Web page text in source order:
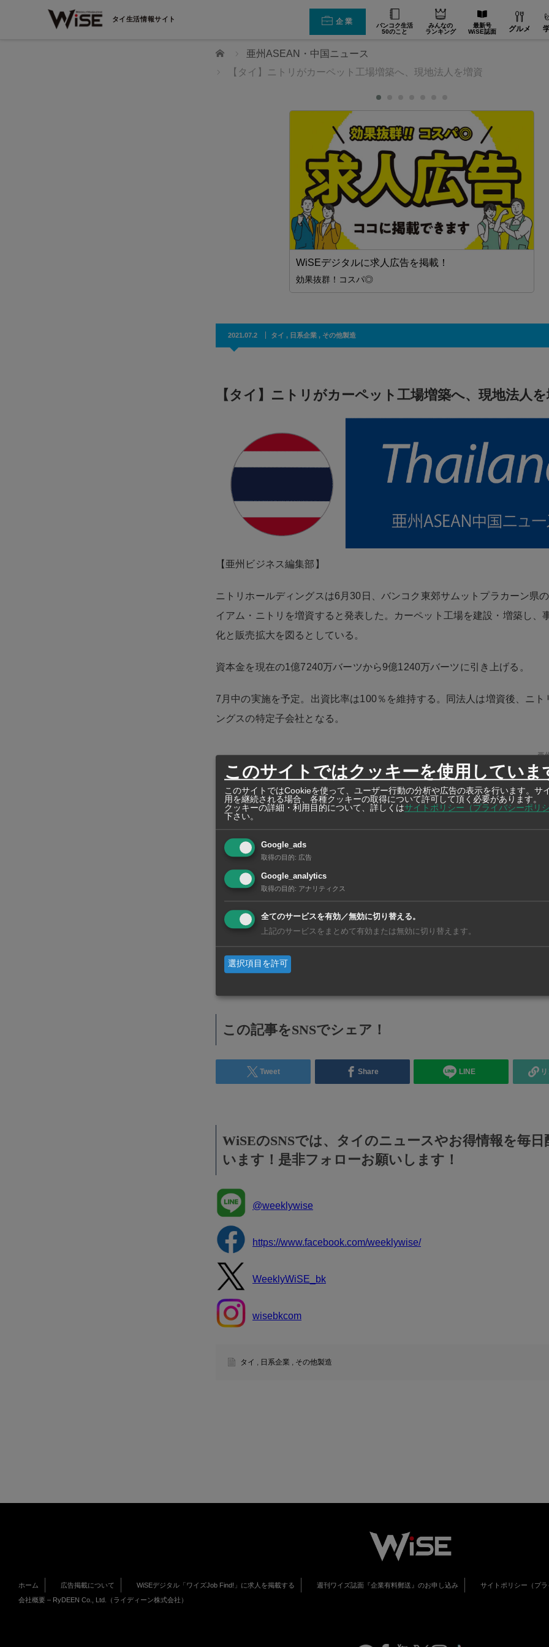
タイ生活情報サイト 企業
バンコク生活
50のこと
みんなの
ランキング
最新号
WiSE誌面
グルメ
ホーム
亜州ASEAN・中国ニュース
【タイ】ニトリがカーペット工場増築へ、現地法人を増資
省エネ・環境【在タイ企業・製造業】
2021.07.2 タイ , 日系企業 , その他製造
【タイ】ニトリがカーペット工場増築へ、現地法人
【亜州ビジネス編集部】
ニトリホールディングスは6月30日、バンコク東郊サムットプラカーン県
イアム・ニトリを増資すると発表した。カーペット工場を建設・増築し、
化と販売拡大を図るとしている。
資本金を現在の1億7240万バーツから9億1240万バーツに引き上げる。
7月中の実施を予定。出資比率は100％を維持する。同法人は増資後、ニト
ングスの特定子会社となる。
亜
https://ashu-
この記事をSNSでシェア！
Tweet Share LINE
WiSEのSNSでは、タイのニュースやお得情報を毎日
います！是非フォローお願いします！
@weeklywise
https://www.facebook.com/weeklywise/
WeeklyWiSE_bk
wisebkcom
タイ , 日系企業 , その他製造
ホーム 広告掲載について WiSEデジタル「ワイズJob Find!」に求人を掲載する 週刊ワイズ誌面『企業有料郵送』のお申し込み
サイトポリシー（プ
会社概要 – RyDEEN Co., Ltd.（ライディーン株式会社）
このサイトではクッキーを使用していま
このサイトではCookieを使って、ユーザー行動の分析や広告の表示を行います。サ
用を継続される場合、各種クッキーの取得について許可して頂く必要があります。
クッキーの詳細・利用目的について、詳しくはサイトポリシー（プライバシーポリ
下さい。
Google_ads
取得の目的: 広告
Google_analytics
取得の目的: アナリティクス
全てのサービスを有効／無効に切り替える。
上記のサービスをまとめて有効または無効に切り替えます。
選択項目を許可